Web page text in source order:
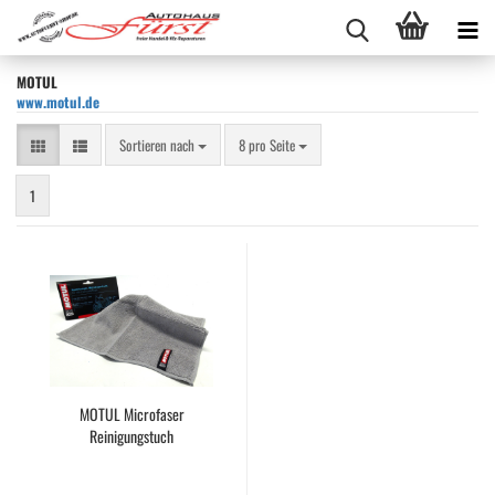
MOTUL
www.motul.de
Sortieren nach
Sortieren nach 8 pro Seite
pro Seite
1
MOTUL Microfaser
Reinigungstuch